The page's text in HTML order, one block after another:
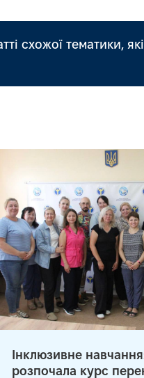
схожої тематики,
Інклюзивне
розпочала курс